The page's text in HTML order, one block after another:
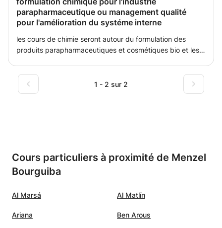
parapharmaceutique ou management qualité
pour l'amélioration du systéme interne
les cours de chimie seront autour du formulation des
produits parapharmaceutiques et cosmétiques bio et les
bien ciblé formation des BPF et BPL et assistance
technique
1 - 2 sur 2
Cours particuliers à proximité de Menzel
Bourguiba
Al Marsá Al Matlīn
Ariana Ben Arous